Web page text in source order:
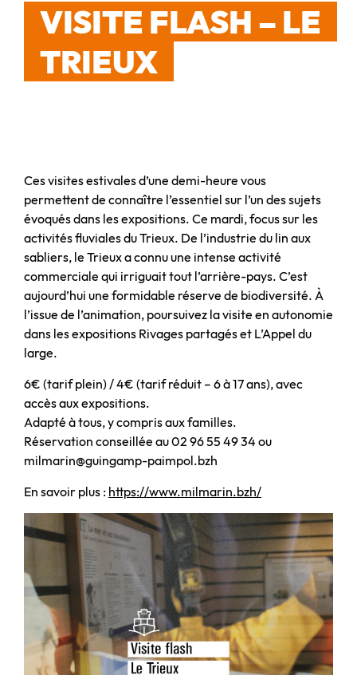
VISITE FLASH – LE
TRIEUX
Ces visites estivales d’une demi-heure vous
permettent de connaître l’essentiel sur l’un des sujets
évoqués dans les expositions. Ce mardi, focus sur les
activités fluviales du Trieux. De l’industrie du lin aux
sabliers, le Trieux a connu une intense activité
commerciale qui irriguait tout l’arrière-pays. C’est
aujourd’hui une formidable réserve de biodiversité. À
l’issue de l’animation, poursuivez la visite en autonomie
dans les expositions Rivages partagés et L’Appel du
large.
6€ (tarif plein) / 4€ (tarif réduit – 6 à 17 ans), avec
accès aux expositions.
Adapté à tous, y compris aux familles.
Réservation conseillée au 02 96 55 49 34 ou
milmarin@guingamp-paimpol.bzh
En savoir plus : https://www.milmarin.bzh/